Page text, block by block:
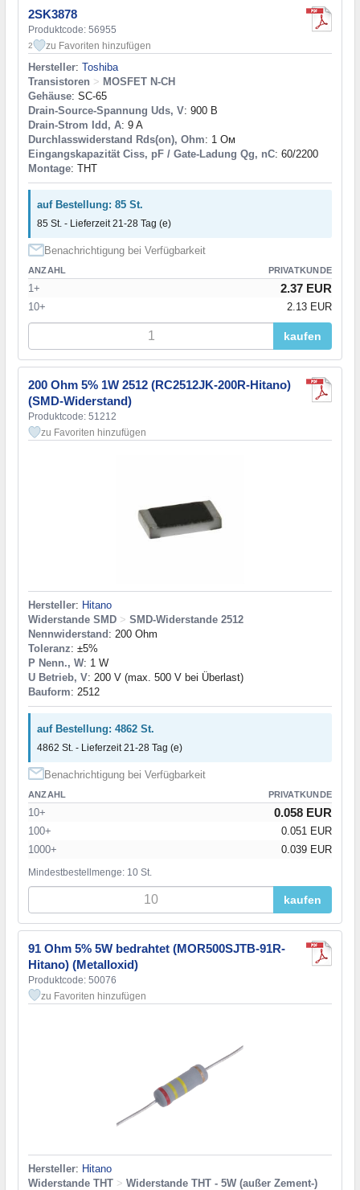
2SK3878
Produktcode: 56955
2 zu Favoriten hinzufügen
Hersteller: Toshiba
Transistoren > MOSFET N-CH
Gehäuse: SC-65
Drain-Source-Spannung Uds, V: 900 В
Drain-Strom Idd, A: 9 A
Durchlasswiderstand Rds(on), Ohm: 1 Ом
Eingangskapazität Ciss, pF / Gate-Ladung Qg, nC: 60/2200
Montage: THT
auf Bestellung: 85 St.
85 St. - Lieferzeit 21-28 Tag (e)
Benachrichtigung bei Verfügbarkeit
ANZAHL PRIVATKUNDE
1+ 2.37 EUR
10+ 2.13 EUR
kaufen
200 Ohm 5% 1W 2512 (RC2512JK-200R-Hitano)
(SMD-Widerstand)
Produktcode: 51212
zu Favoriten hinzufügen
Hersteller: Hitano
Widerstande SMD > SMD-Widerstande 2512
Nennwiderstand : 200 Ohm
Toleranz: ±5%
P Nenn., W: 1 W
U Betrieb, V: 200 V (max. 500 V bei Überlast)
Bauform: 2512
auf Bestellung: 4862 St.
4862 St. - Lieferzeit 21-28 Tag (e)
Benachrichtigung bei Verfügbarkeit
ANZAHL PRIVATKUNDE
10+ 0.058 EUR
100+
0.051 EUR
1000+
0.039 EUR
Mindestbestellmenge: 10 St.
kaufen
91 Ohm 5% 5W bedrahtet (MOR500SJTB-91R-
Hitano) (Metalloxid)
Produktcode: 50076
zu Favoriten hinzufügen
Hersteller: Hitano
Widerstande THT > Widerstande THT - 5W (außer Zement-)